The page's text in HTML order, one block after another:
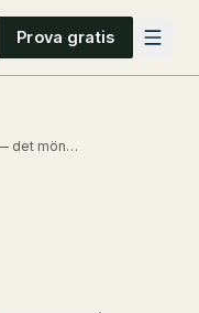
Prova gratis
Impostorsyndromet — det mönstret ingen pratar om